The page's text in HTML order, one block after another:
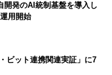
開発のAI統制基盤を導入し
用開始
ビット連携関連実証」に7